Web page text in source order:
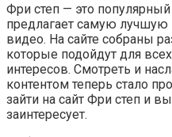
Фри степ — это
предлагает самую лучшую
видео. На сайте собраны
которые подойдут для
интересов. Смотреть и
контентом теперь стало
зайти на сайт Фри степ и
заинтересует.